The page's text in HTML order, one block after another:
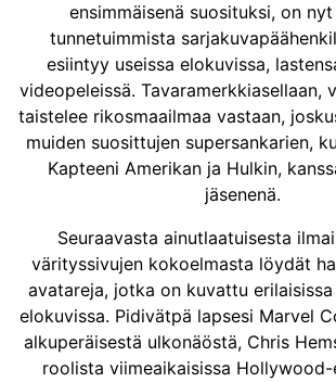
ensimmäisenä suosituksi, on
tunnetuimmista
esiintyy useissa elokuvissa,
videopeleissä. Tavaramerkkiasellaan,
taistelee rikosmaailmaa vastaan,
muiden suosittujen supersankarien,
Kapteeni Amerikan ja Hulkin,
jäsenenä.
Seuraavasta ainutlaatuisesta
värityssivujen kokoelmasta löydät
avatareja, jotka on kuvattu
elokuvissa. Pidivätpä lapsesi Marvel
alkuperäisestä ulkonäöstä, Chris
roolista viimeaikaisissa